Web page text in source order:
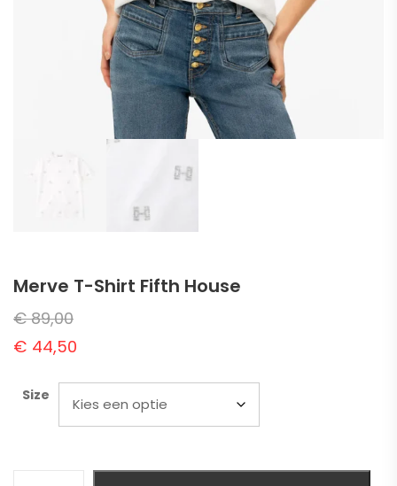
Merve T-Shirt Fifth House
€89,00
€ 44,50
Size